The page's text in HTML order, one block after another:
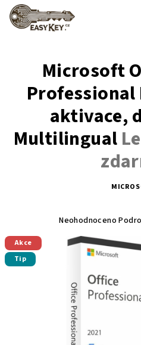
Přejít
obsah
Microsoft
aktivace,
Multilingual
produktu
je
0,0
Neohodnoceno
Akce
Tip